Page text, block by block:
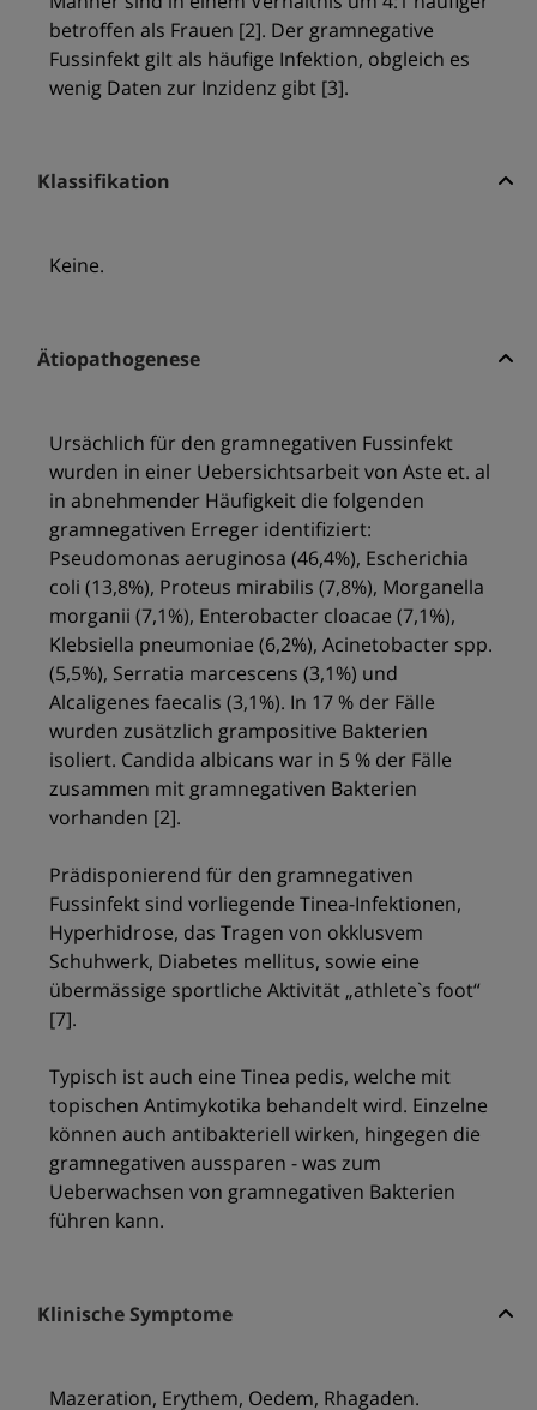
betroffen als Frauen [2]. Der gramnegative
Fussinfekt gilt als häufige Infektion, obgleich es
wenig Daten zur Inzidenz gibt [3].
Klassifikation
Keine.
Ätiopathogenese
Ursächlich für den gramnegativen Fussinfekt
wurden in einer Uebersichtsarbeit von Aste et. al
in abnehmender Häufigkeit die folgenden
gramnegativen Erreger identifiziert:
Pseudomonas aeruginosa (46,4%), Escherichia
coli (13,8%), Proteus mirabilis (7,8%), Morganella
morganii (7,1%), Enterobacter cloacae (7,1%),
Klebsiella pneumoniae (6,2%), Acinetobacter spp.
(5,5%), Serratia marcescens (3,1%) und
Alcaligenes faecalis (3,1%). In 17 % der Fälle
wurden zusätzlich grampositive Bakterien
isoliert. Candida albicans war in 5 % der Fälle
zusammen mit gramnegativen Bakterien
vorhanden [2].
Prädisponierend für den gramnegativen
Fussinfekt sind vorliegende Tinea-Infektionen,
Hyperhidrose, das Tragen von okklusvem
Schuhwerk, Diabetes mellitus, sowie eine
übermässige sportliche Aktivität „athlete`s foot“
[7].
Typisch ist auch eine Tinea pedis, welche mit
topischen Antimykotika behandelt wird. Einzelne
können auch antibakteriell wirken, hingegen die
gramnegativen aussparen - was zum
Ueberwachsen von gramnegativen Bakterien
führen kann.
Klinische Symptome
Mazeration, Erythem, Oedem, Rhagaden.